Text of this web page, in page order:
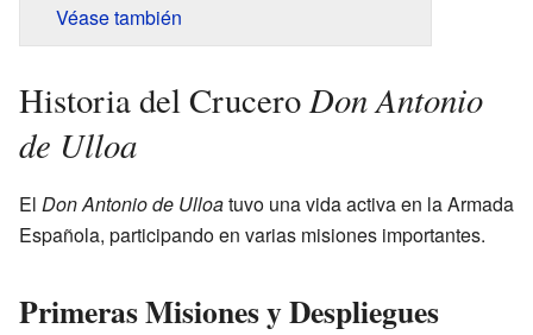
Véase también
Historia del CruceroDon Antonio
de Ulloa
El Don Antonio de Ulloatuvo una vida activa en la Armada
Española, participando en varias misiones importantes.
Primeras Misiones y Despliegues